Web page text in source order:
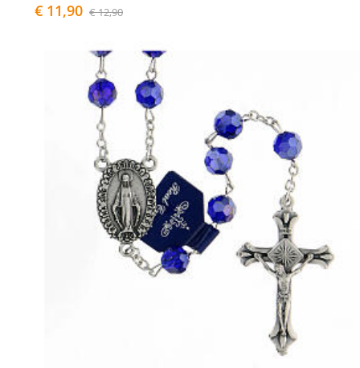
€ 11,90 € 12,90